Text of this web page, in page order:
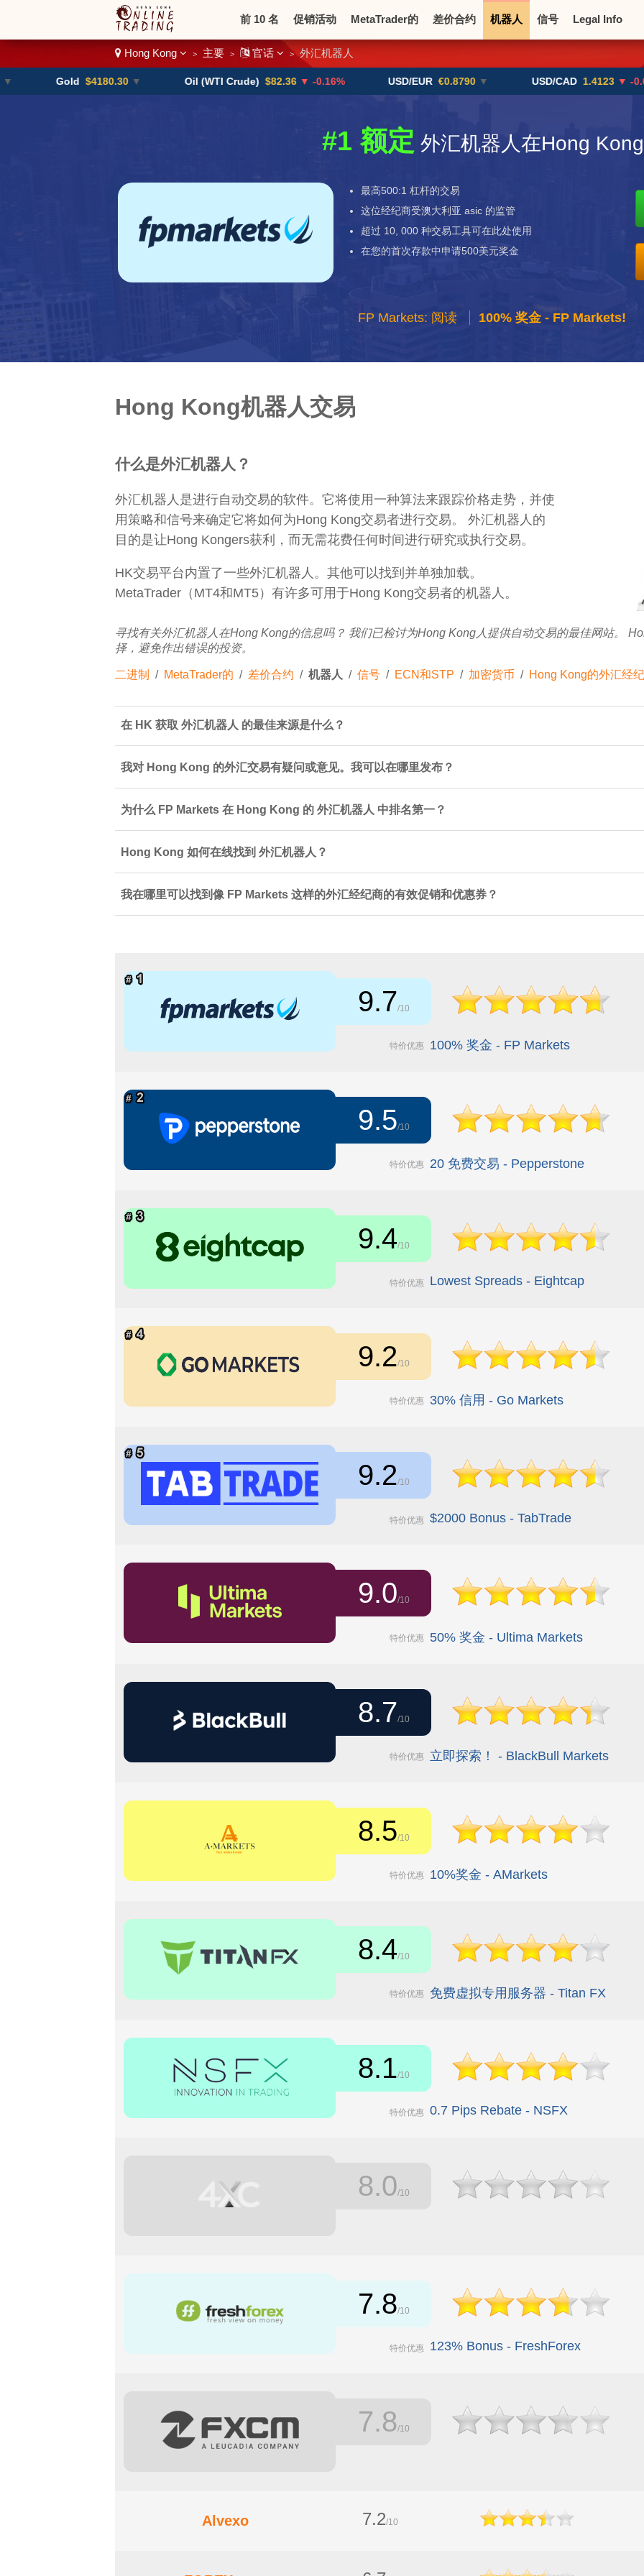
前 10 名 促销活动 MetaTrader的 差价合约 机器人 信号 Legal Info
二进制 加密货币 加密货币交易所
Hong Kong > 主要 > 官话 >外汇机器人
$4180.30 ▼ Oil (WTI Crude) $82.36 ▼ -0.16% USD/EUR €0.8790 ▼ USD/CAD 1.4123 ▼ -0.01%
#1 额定 外汇机器人在Hong Kong
最高500:1 杠杆的交易
这位经纪商受澳大利亚 asic 的监管
超过 10, 000 种交易工具可在此处使用
在您的首次存款中申请500美元奖金
FP Markets: 阅读 100% 奖金 - FP Markets!
Hong Kong机器人交易
什么是外汇机器人？
外汇机器人是进行自动交易的软件。它将使用一种算法来跟踪价格走势，并使
用策略和信号来确定它将如何为Hong Kong交易者进行交易。 外汇机器人的
目的是让Hong Kongers获利，而无需花费任何时间进行研究或执行交易。
HK交易平台内置了一些外汇机器人。其他可以找到并单独加载。
MetaTrader（MT4和MT5）有许多可用于Hong Kong交易者的机器人。
寻找有关外汇机器人在Hong Kong的信息吗？ 我们已检讨为Hong Kong人提供自动交易的最佳网站。
择，避免作出错误的投资。
二进制 / MetaTrader的 / 差价合约 / 机器人 / 信号 / ECN和STP / 加密货币 / Hong Kong的外汇经
在 HK 获取 外汇机器人 的最佳来源是什么？
我对 Hong Kong 的外汇交易有疑问或意见。我可以在哪里发布？
为什么 FP Markets 在 Hong Kong 的 外汇机器人 中排名第一？
Hong Kong 如何在线找到 外汇机器人？
我在哪里可以找到像 FP Markets 这样的外汇经纪商的有效促销和优惠券？
9.7/10
特价优惠 100% 奖金 - FP Markets
9.5/10
特价优惠 20 免费交易 - Pepperstone
9.4/10
特价优惠 Lowest Spreads - Eightcap
9.2/10
特价优惠 30% 信用 - Go Markets
9.2/10
特价优惠 $2000 Bonus - TabTrade
9.0/10
特价优惠 50% 奖金 - Ultima Markets
8.7/10
特价优惠 立即探索！ - BlackBull Markets
8.5/10
特价优惠 10%奖金 - AMarkets
8.4/10
特价优惠 免费虚拟专用服务器 - Titan FX
8.1/10
特价优惠 0.7 Pips Rebate - NSFX
8.0/10
7.8/10
特价优惠 123% Bonus - FreshForex
7.8/10
Alvexo 7.2/10